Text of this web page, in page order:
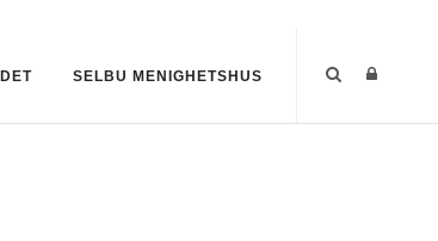
SELBU MENIGHETSHUS